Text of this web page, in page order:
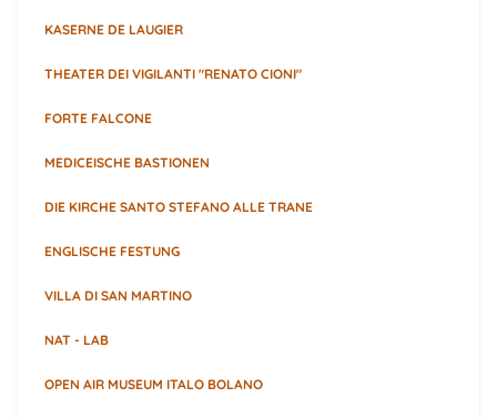
KASERNE DE LAUGIER
THEATER DEI VIGILANTI "RENATO CIONI"
FORTE FALCONE
MEDICEISCHE BASTIONEN
DIE KIRCHE SANTO STEFANO ALLE TRANE
ENGLISCHE FESTUNG
VILLA DI SAN MARTINO
NAT - LAB
OPEN AIR MUSEUM ITALO BOLANO